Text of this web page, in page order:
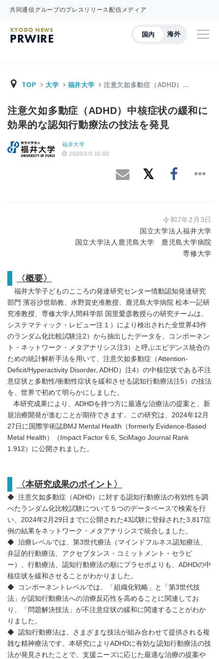
共同通信グループのプレスリリース配信メディア
国内 海外
KYODO NEWS
PRWIRE
TOP 大学 福井大学 注意欠如多動症（ADHD）…
注意欠如多動症（ADHD）中核症状の緩和に
効果的な認知行動療法の技法を発見
福井大学
2025/2/3 15:00
令和7年2月3日
国立大学法人福井大学
国立大学法人鹿児島大学 鹿児島大学病院
専修大学
〈概要〉
福井⼤学⼦どものこころの発達研究センター情動認知発達研究
部⾨ 濱⾕沙世助教、⽔野賀史准教授、鹿児島大学病院 松本一記研
究准教授、専修大学人間科学部 国里愛彦教授らの研究チームは、
システマティック・レビュー注１）により検出された全世界43件
のランダム化比較試験注2）から抽出したデータを、コンポーネン
ト・ネットワーク・メタアナリシス注3）と呼ぶエビデンス統合の
ための統計解析手法を用いて、注意欠如多動症（Attention-
Deficit/Hyperactivity Disorder, ADHD）注4）の中核症状である不注
意症状と多動性/衝動性症状を緩和させる認知行動療法注5）の技法
を、世界で初めて明らかにしました。
本研究成果により、ADHDを持つ方に最適な治療法の提案と、新
規治療開発が進むことが期待できます。この研究は、2024年12月
27日に国際学術誌BMJ Mental Health（formerly Evidence-Based
Metal Health）（Impact Factor 6.6, SciMago Journal Rank
1.912）に公開されました。
〈本研究成果のポイント〉
◆ 注意欠如多動症（ADHD）に対する認知行動療法の有効性を調
べたランダム化比較試験について５つのデータベースで検索を行
い、2024年2月29日までに公開された43試験に登録された3,817症
例の結果をネットワーク・メタアナリシスで統合しました。
◆ 治療レベルでは、第3世代療法（マインドフルネス認知療法、
弁証的行動療法、アクセプタンス・コミットメント・セラピ
ー）、行動療法、認知行動療法の順にプラセボよりも、ADHDの中
核症状を緩和させることがわかりました。
◆ コンポーネントレベルでは、「組織化戦略」と「第3世代技
法」が認知行動療法への治療反応性を高めることに関連してお
り、「問題解決技法」が不注意症状の緩和に関連することがわか
りました。
◆ 認知行動療法は、さまざまな技法が組み合わせて提供される複
雑な精神療法です。本研究によりADHDに有効な認知行動療法の技
法が発見されたことで、支援ニーズに応じた最適な治療の提案や